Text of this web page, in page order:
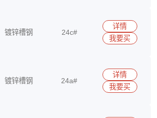
镀锌槽钢 24c#
详情
我要买
镀锌槽钢 24a#
详情
我要买